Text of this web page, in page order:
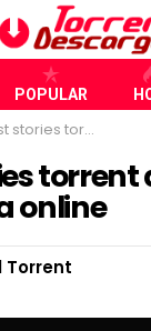
POPULAR
descargar o ver pelicula online
torrent
online
Torrent